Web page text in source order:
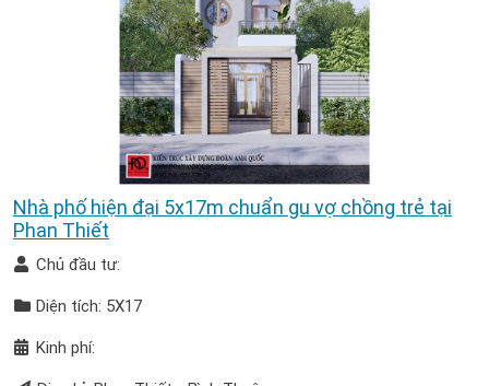
Nhà phố hiện đại 5x17m chuẩn gu vợ chồng trẻ tại
Phan Thiết
Chủ đầu tư:
Diện tích: 5X17
Kinh phí: